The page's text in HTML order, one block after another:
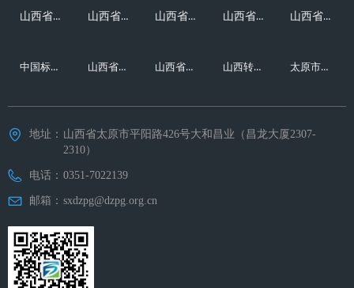
山西省人民政府 山西省发展和改革委员会 山西省科学技术厅 山西省工业和信息化厅 山西省生态环境厅
中国标准化研究院 山西省市场监督管理局 山西省民营经济发展局 山西转型综改示范区管委会 太原市工业和信息化局
地址： 山西省太原市平阳路426号大和昌业（昌龙大厦2307-
2310）
电话： 0351-7022139
邮箱： sxdzpg@dzpg.org.cn